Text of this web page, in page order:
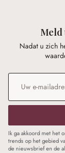
Meld
Nadat u zich
E-mailadres*
Ik ga akkoord met het
trends op het gebied
de nieuwsbrief en de